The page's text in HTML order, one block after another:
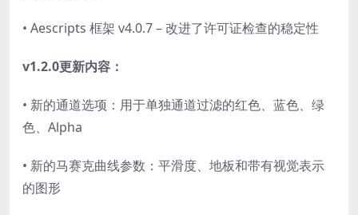
• Aescripts 框架 v4.0.7 – 改进了许可证检查的稳定性
v1.2.0更新内容：
• 新的通道选项：用于单独通道过滤的红色、蓝色、绿
色、Alpha
• 新的马赛克曲线参数：平滑度、地板和带有视觉表示
的图形